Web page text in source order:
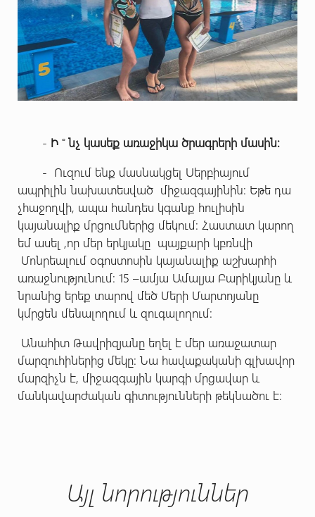
- Ի ՞նչ կասեք առաջիկա ծրագրերի մասին:
- Ուզում ենք մասնակցել Սերբիայում
ապրիլին նախատեսված միջազգայինին: Եթե դա
չհաջողվի, ապա հանդես կգանք հուլիսին
կայանալիք մրցումներից մեկում: Հաստատ կարող
եմ ասել ,որ մեր երկյակը պայքարի կբռնվի
Մոնրեալում օգոստոսին կայանալիք աշխարհի
առաջնությունում: 15 –ամյա Ամալյա Բարիկյանը և
նրանից երեք տարով մեծ Մերի Մարտոյանը
կմրցեն մենալողում և զուգալողում:
Անահիտ Թավրիզյանը եղել է մեր առաջատար
մարզուհիներից մեկը: Նա հավաքականի գլխավոր
մարզիչն է, միջազգային կարգի մրցավար և
մանկավարժական գիտությունների թեկնածու է:
Այլ նորություններ